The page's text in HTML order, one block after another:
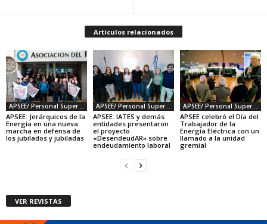
Artículos relacionados
APSEE/ Personal Superior de Energía
APSEE: Jerárquicos de la
Energía en una nueva
marcha en defensa de
los jubilados y jubiladas
APSEE/ Personal Superior de Energía
APSEE: IATES y demás
entidades presentaron
el proyecto
«DesendeudAR» sobre
endeudamiento laboral
APSEE/ Personal Superior de Energía
APSEE celebró el Día del
Trabajador de la
Energía Eléctrica con un
llamado a la unidad
gremial
VER REVISTAS